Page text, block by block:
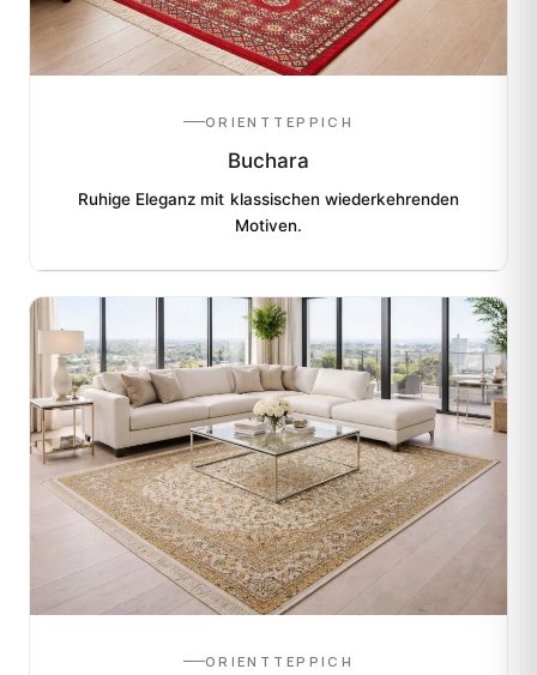
ORIENTTEPPICH
Buchara
Ruhige Eleganz mit klassischen wiederkehrenden
Motiven.
ORIENTTEPPICH